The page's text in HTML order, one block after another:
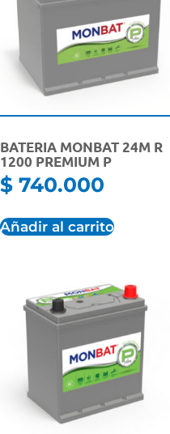
BATERIA MONBAT 24M R
1200 PREMIUM P
$ 740.000
Añadir al carrito